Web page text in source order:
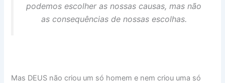
podemos escolher as nossas causas, mas não
as consequências de nossas escolhas.
Mas DEUS não criou um só homem e nem criou uma só